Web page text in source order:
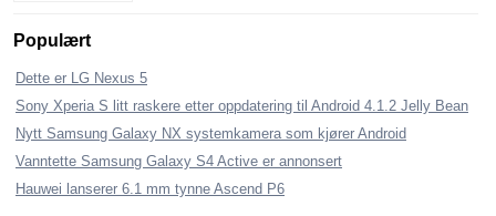
Populært
Dette er LG Nexus 5
Sony Xperia S litt raskere etter oppdatering til Android 4.1.2 Jelly Bean
Nytt Samsung Galaxy NX systemkamera som kjører Android
Vanntette Samsung Galaxy S4 Active er annonsert
Hauwei lanserer 6.1 mm tynne Ascend P6